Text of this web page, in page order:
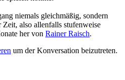
niemals gleichmäßig, sondern
also allenfalls stufenweise
her von Rainer Raisch.
um der Konversation beizutreten.